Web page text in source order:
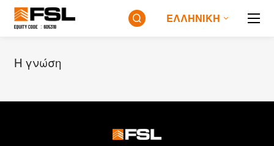
 ΕΛΛΗΝΙΚΉ
Η γνώση
Η γνώση